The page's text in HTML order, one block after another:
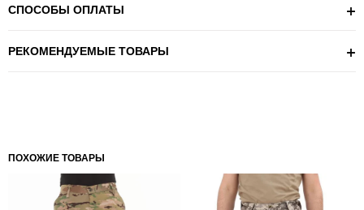
СПОСОБЫ ОПЛАТЫ
РЕКОМЕНДУЕМЫЕ ТОВАРЫ
ПОХОЖИЕ ТОВАРЫ